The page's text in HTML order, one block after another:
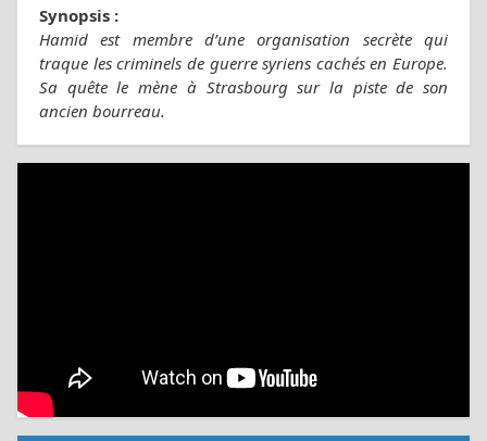
Synopsis :
Hamid est membre d’une organisation secrète qui
traque les criminels de guerre syriens cachés en Europe.
Sa quête le mène à Strasbourg sur la piste de son
ancien bourreau.